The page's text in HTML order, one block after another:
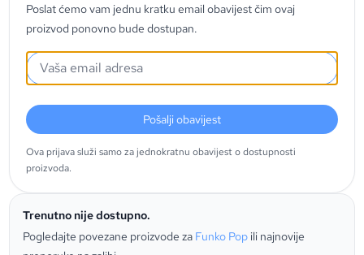
Poslat ćemo vam jednu kratku email obavijest čim ovaj
proizvod ponovno bude dostupan.
Pošalji obavijest
Ova prijava služi samo za jednokratnu obavijest o dostupnosti
proizvoda.
Trenutno nije dostupno.
Pogledajte povezane proizvode za Funko Pop ili najnovije